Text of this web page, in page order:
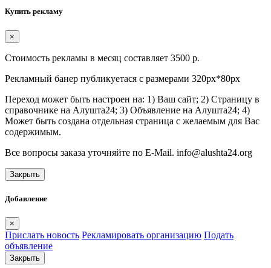
Купить рекламу
×
Стоимость рекламы в месяц составляет 3500 р.
Рекламный банер публикуетася с размерами 320px*80px
Переход может быть настроен на: 1) Ваш сайт; 2) Страницу в
справочнике на Алушта24; 3) Объявление на Алушта24; 4)
Может быть создана отдельная страница с желаемым для Вас
содержимым.
Все вопросы заказа уточняйте по E-Mail. info@alushta24.org
Закрыть
Добавление
×
Прислать новость Рекламировать организацию Подать
объявление
Закрыть